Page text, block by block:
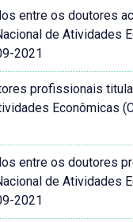
entre os doutores
de Atividades
2021
profissionais
Econômicas
entre os doutores
de Atividades
2021